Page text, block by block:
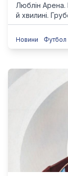
Люблін Арена.
й хвилині.
Новини Футбол